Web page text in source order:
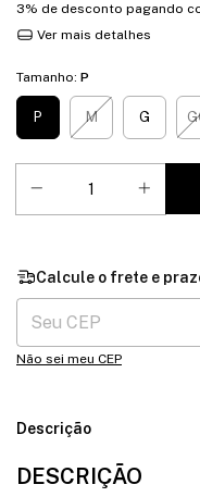
3% de desconto pagando
Ver mais detalhes
Tamanho: P
P M G
Entregas para o CEP:
Não sei meu CEP
Descrição
DESCRIÇÃO